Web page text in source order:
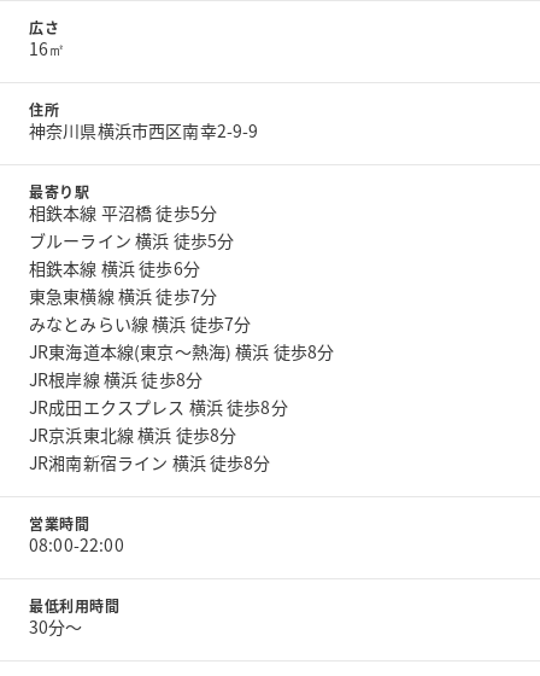
広さ
16㎡
住所
神奈川県横浜市西区南幸2-9-9
最寄り駅
相鉄本線 平沼橋 徒歩5分
ブルーライン 横浜 徒歩5分
相鉄本線 横浜 徒歩6分
東急東横線 横浜 徒歩7分
みなとみらい線 横浜 徒歩7分
JR東海道本線(東京～熱海) 横浜 徒歩8分
JR根岸線 横浜 徒歩8分
JR成田エクスプレス 横浜 徒歩8分
JR京浜東北線 横浜 徒歩8分
JR湘南新宿ライン 横浜 徒歩8分
営業時間
08:00-22:00
最低利用時間
30分〜